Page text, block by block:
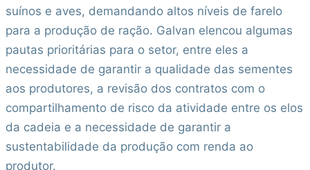
suínos e aves, demandando altos níveis de farelo
para a produção de ração. Galvan elencou algumas
pautas prioritárias para o setor, entre eles a
necessidade de garantir a qualidade das sementes
aos produtores, a revisão dos contratos com o
compartilhamento de risco da atividade entre os elos
da cadeia e a necessidade de garantir a
sustentabilidade da produção com renda ao
produtor.